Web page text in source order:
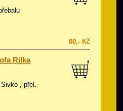
80,- Kč
Rilka
, přel.